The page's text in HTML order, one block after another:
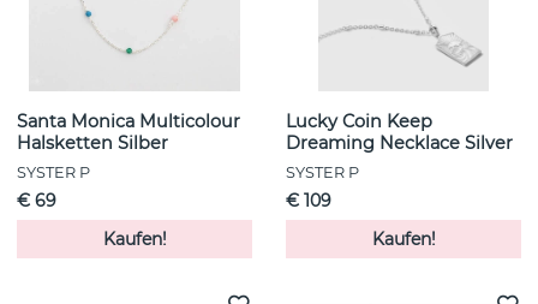
Santa Monica Multicolour
Halsketten Silber
SYSTER P
€ 69
Kaufen!
Lucky Coin Keep
Dreaming Necklace Silver
SYSTER P
€ 109
Kaufen!